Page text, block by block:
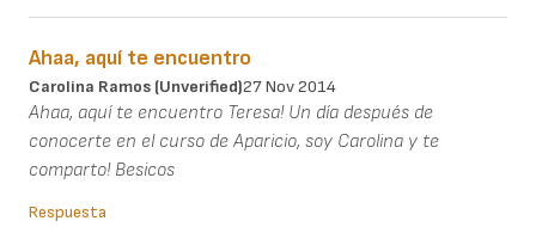
Ahaa, aquí te encuentro
Carolina Ramos (unverified)27 Nov 2014
Ahaa, aquí te encuentro Teresa! Un día después de
conocerte en el curso de Aparicio, soy Carolina y te
comparto! Besicos
Respuesta